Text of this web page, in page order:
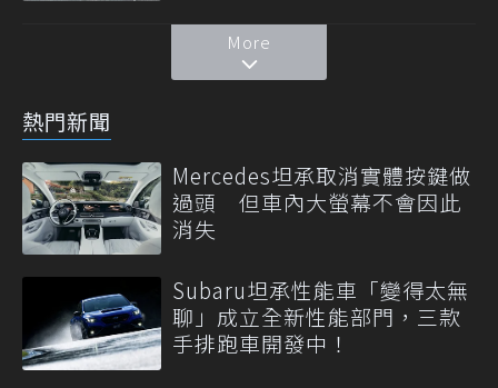
More
熱門新聞
Mercedes坦承取消實體按鍵做
過頭 但車內大螢幕不會因此
消失
Subaru坦承性能車「變得太無
聊」成立全新性能部門，三款
手排跑車開發中！